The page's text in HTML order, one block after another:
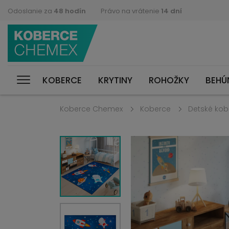
Odoslanie za 48 hodín Právo na vrátenie 14 dní
KOBERCE KRYTINY ROHOŽKY
Koberce Chemex Koberce Detské